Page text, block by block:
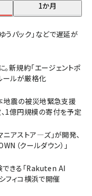
1か月
うパック」などで遅延が
新規約「エージェントポ
ールが厳格化
地震の被災地緊急支援
1億円規模の寄付を予定
アストア―ズ」が開発、
（クールダウン）」
きる「Rakuten AI
フィコ横浜で開催